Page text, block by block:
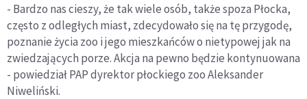
- Bardzo nas cieszy, że tak wiele osób, także spoza Płocka,
często z odległych miast, zdecydowało się na tę przygodę,
poznanie życia zoo i jego mieszkańców o nietypowej jak na
zwiedzających porze. Akcja na pewno będzie kontynuowana
- powiedział PAP dyrektor płockiego zoo Aleksander
Niweliński.